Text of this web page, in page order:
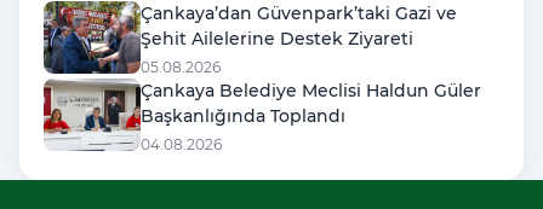
Çankaya’dan Güvenpark’taki Gazi ve
Şehit Ailelerine Destek Ziyareti
05.08.2026
Çankaya Belediye Meclisi Haldun Güler
Başkanlığında Toplandı
04.08.2026